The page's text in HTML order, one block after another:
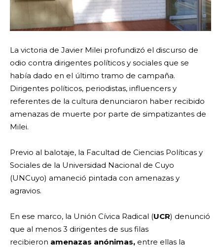
La victoria de Javier Milei profundizó el discurso de
odio contra dirigentes políticos y sociales que se
había dado en el último tramo de campaña.
Dirigentes políticos, periodistas, influencers y
referentes de la cultura denunciaron haber recibido
amenazas de muerte por parte de simpatizantes de
Milei.
Previo al balotaje, la Facultad de Ciencias Políticas y
Sociales de la Universidad Nacional de Cuyo
(UNCuyo) amaneció pintada con amenazas y
agravios.
En ese marco, la Unión Cívica Radical (UCR) denunció
que al menos 3 dirigentes de sus filas
recibieron amenazas anónimas, entre ellas la